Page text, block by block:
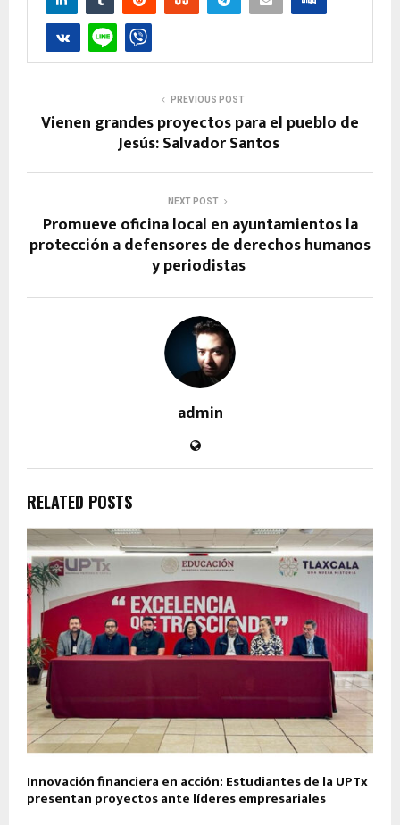
PREVIOUS POST
Vienen grandes proyectos para el pueblo de
Jesús: Salvador Santos
NEXT POST
Promueve oficina local en ayuntamientos la
protección a defensores de derechos humanos
y periodistas
admin
RELATED POSTS
Innovación financiera en acción: Estudiantes de la UPTx
presentan proyectos ante líderes empresariales